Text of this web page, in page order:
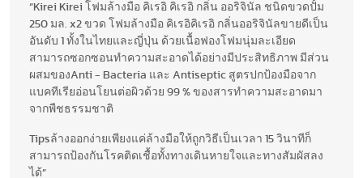
“Kirei Kirei โฟมล้างมือ คิเรอิ คิเรอิ กลิ่น ออริจินัล ชนิดขวดปั้ม
250 มล. x2 ขวด โฟมล้างมือ คิเรอิคิเรอิ กลิ่นออริจินัลขายดีเป็น
อันดับ 1 ทั้งในไทยและญี่ปุ่น ด้วยเนื้อฟองโฟมนุ่มละเอียด
สามารถซอกซอนทำความสะอาดได้อย่างมีประสิทธิภาพ มีส่วน
ผสมของAnti - Bacteria และ Antiseptic สูตรปกป้องมือจาก
แบคทีเรียอ่อนโยนต่อผิวด้วย 99 % ของสารทำความสะอาดมา
จากพืชธรรมชาติ
Tipsล้างออกง่ายเพียงแค่ล้างมือให้ถูกวิธีเป็นเวลา 15 วินาทีก็
สามารถป้องกันโรคติดเชื้อทั้งทางเดินหายใจและทางสัมผัสลง
ได้”